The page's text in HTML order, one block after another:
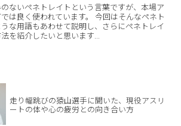
ないペネトレイトという言葉ですが、本場ア
は良く使われています。 今回はそんなペネト
な用語もあわせて説明し、さらにペネトレイ
を紹介したいと思います...
走り幅跳びの猿山選手に聞いた、現役アスリ
ートの体や心の疲労との向き合い方